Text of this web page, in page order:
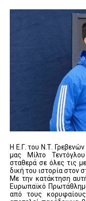
Η Ε.Γ. του Ν.Τ.
μας Μίλτο
σταθερά σε όλες τις
δική του ιστορία στον
Με την κατάκτηση
Ευρωπαϊκό
από τους